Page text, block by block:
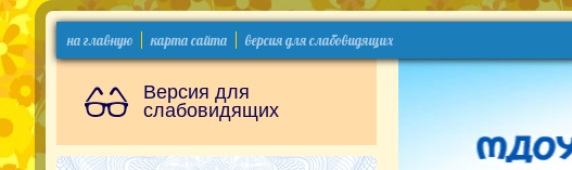
на главную карта сайта версия для слабовидящих
Версия для
слабовидящих